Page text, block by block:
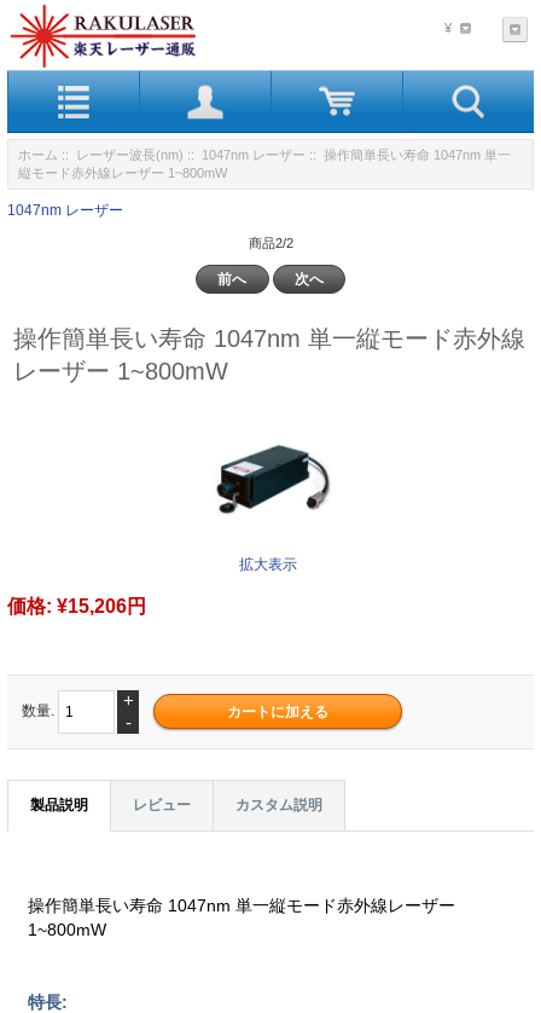
¥
ホーム :: レーザー波長(nm) :: 1047nm レーザー :: 操作簡単長い寿命 1047nm 単一
縦モード赤外線レーザー 1~800mW
1047nm レーザー
商品2/2
前へ 次へ
操作簡単長い寿命 1047nm 単一縦モード赤外線
レーザー 1~800mW
拡大表示
価格: ¥15,206円
数量.
+
-
製品説明 レビュー カスタム説明
操作簡単長い寿命 1047nm 単一縦モード赤外線レーザー
1~800mW
特長: